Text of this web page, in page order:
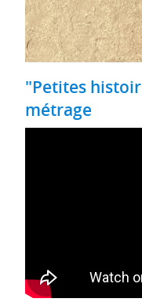
"Petites
métrage